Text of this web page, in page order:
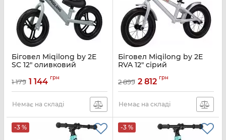
Біговел Miqilong by 2E
SC 12" оливковий
1 179 1 144 грн
Немає на складі
Біговел Miqilong by 2E
RVA 12" сірий
2 899 2 812 грн
Немає на складі
-3 % -3 %